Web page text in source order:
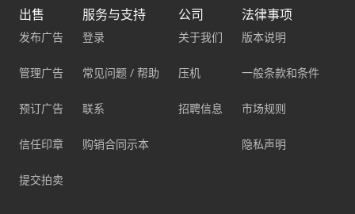
出售
发布广告
管理广告
预订广告
信任印章
提交拍卖
服务与支持
登录
常见问题 / 帮助
联系
购销合同示本
公司
关于我们
压机
招聘信息
法律事项
版本说明
一般条款和条件
市场规则
隐私声明